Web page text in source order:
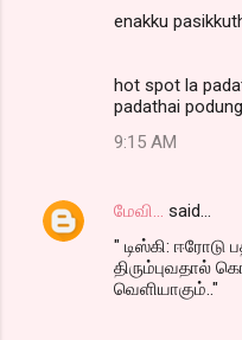
enakku
hot spot la
padathai
9:15 AM
மேவி...
said…
" டிஸ்கி: ஈரோடு
திரும்புவதால்
வெளியாகும்.."